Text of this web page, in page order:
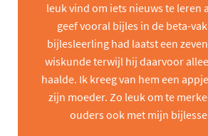
leuk vind om iets nieuws te leren
geef vooral bijles in de beta-
bijlesleerling had laatst een
wiskunde terwijl hij daarvoor
haalde. Ik kreeg van hem een
zijn moeder. Zo leuk om te
ouders ook met mijn